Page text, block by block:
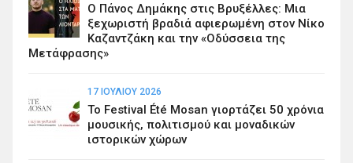
Ο Πάνος Δημάκης στις Βρυξέλλες: Μια
ξεχωριστή βραδιά αφιερωμένη στον Νίκο
Καζαντζάκη και την «Οδύσσεια της
Μετάφρασης»
17 ΙΟΥΛΊΟΥ 2026
Το Festival Été Mosan γιορτάζει 50 χρόνια
μουσικής, πολιτισμού και μοναδικών
ιστορικών χώρων